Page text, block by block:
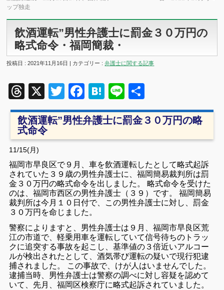
ップ独走
飲酒運転”男性弁護士に罰金３０万円の
略式命令・福岡簡裁・
投稿日 : 2021年11月16日 | カテゴリー :弁護士に関する記事
Threads
X TwitterFacebook
Hatena
Line
有
飲酒運転”男性弁護士に罰金３０万円の略
式命令
11/15(月)
福岡市早良区で９月、車を飲酒運転したとして略式起訴
されていた３９歳の男性弁護士に、福岡簡易裁判所は罰
金３０万円の略式命令を出しました。 略式命令を受けた
のは、福岡市西区の男性弁護士（３９）です。 福岡簡易
裁判所は今月１０日付で、この男性弁護士に対し、罰金
３０万円を命じました。
警察によりますと、男性弁護士は９月、福岡市早良区荒
江の市道で、軽乗用車を運転していて信号待ちのトラッ
クに追突する事故を起こし、基準値の３倍近いアルコー
ルが検出されたとして、酒気帯び運転の疑いで現行犯逮
捕されました。 この事故で、けが人はいませんでした。
逮捕当時、男性弁護士は警察の調べに対し容疑を認めて
いて、先月、福岡区検察庁に略式起訴されていました。